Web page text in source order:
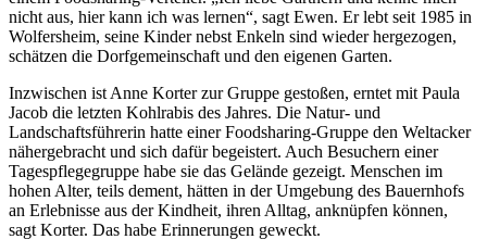
nicht aus, hier kann ich was lernen“, sagt Ewen. Er lebt seit 1985 in
Wolfersheim, seine Kinder nebst Enkeln sind wieder hergezogen,
schätzen die Dorfgemeinschaft und den eigenen Garten.
Inzwischen ist Anne Korter zur Gruppe gestoßen, erntet mit Paula
Jacob die letzten Kohlrabis des Jahres. Die Natur- und
Landschaftsführerin hatte einer Foodsharing-Gruppe den Weltacker
nähergebracht und sich dafür begeistert. Auch Besuchern einer
Tagespflegegruppe habe sie das Gelände gezeigt. Menschen im
hohen Alter, teils dement, hätten in der Umgebung des Bauernhofs
an Erlebnisse aus der Kindheit, ihren Alltag, anknüpfen können,
sagt Korter. Das habe Erinnerungen geweckt.